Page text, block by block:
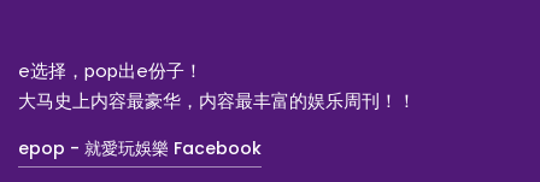
e选择，pop出e份子！
大马史上内容最豪华，内容最丰富的娱乐周刊！！
epop - 就愛玩娛樂 Facebook